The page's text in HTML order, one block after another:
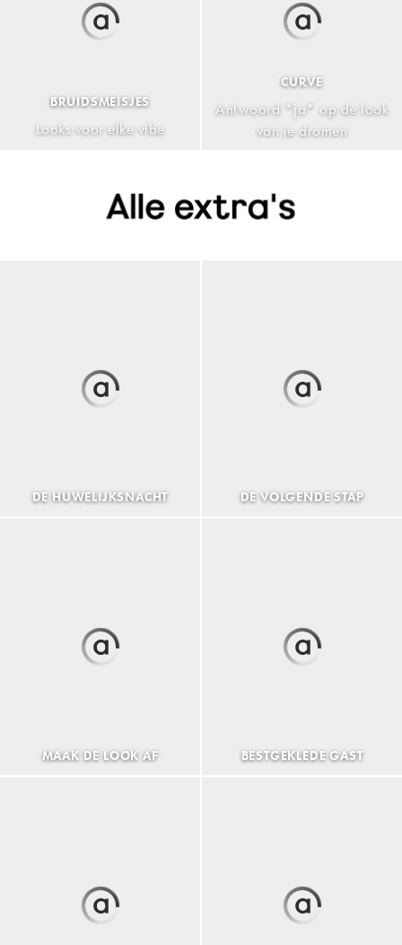
BRUIDSMEISJES
Looks voor elke vibe
CURVE
Antwoord *ja* op de look
van je dromen
DE HUWELIJKSNACHT DE VOLGENDE STAP
MAAK DE LOOK AF BESTGEKLEDE GAST